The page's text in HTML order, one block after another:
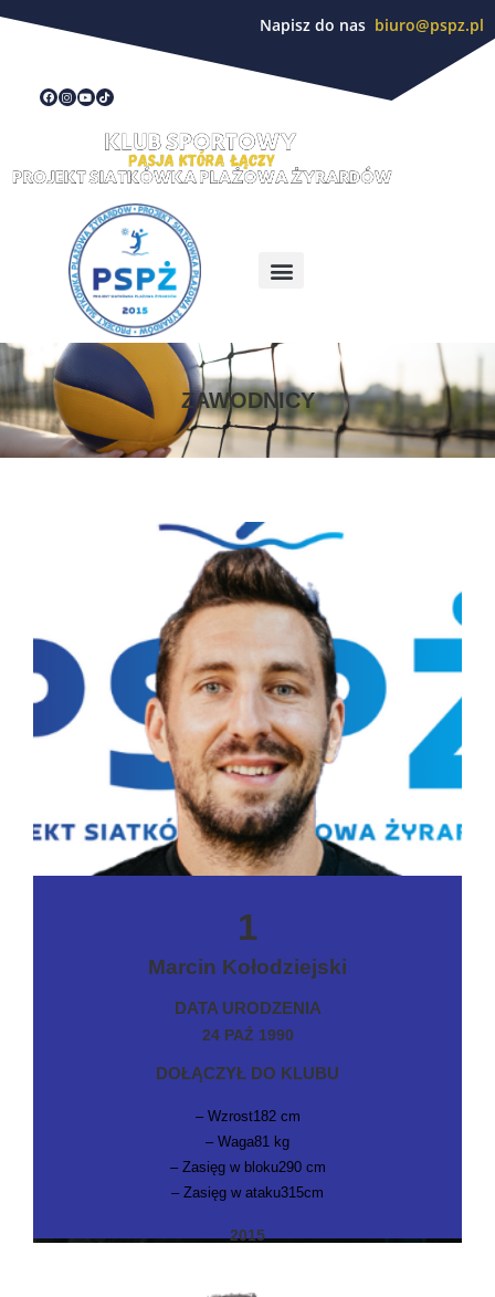
Napisz do nas biuro@pspz.pl
ZAWODNICY
1
Marcin Kołodziejski
DATA URODZENIA
24 PAŹ 1990
DOŁĄCZYŁ DO KLUBU
– Wzrost182 cm
– Waga81 kg
– Zasięg w bloku290 cm
– Zasięg w ataku315cm
2015